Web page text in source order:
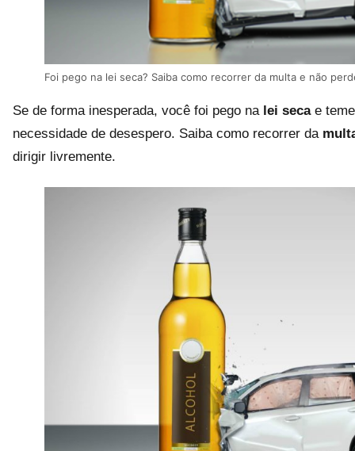
Foi pego na lei seca? Saiba como recorrer da multa e não
Se de forma inesperada, você foi pego na lei secae
necessidade de desespero. Saiba como recorrer da
dirigir livremente.